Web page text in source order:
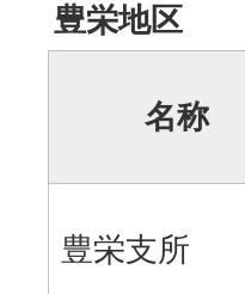
豊栄地区
名称
豊栄支所